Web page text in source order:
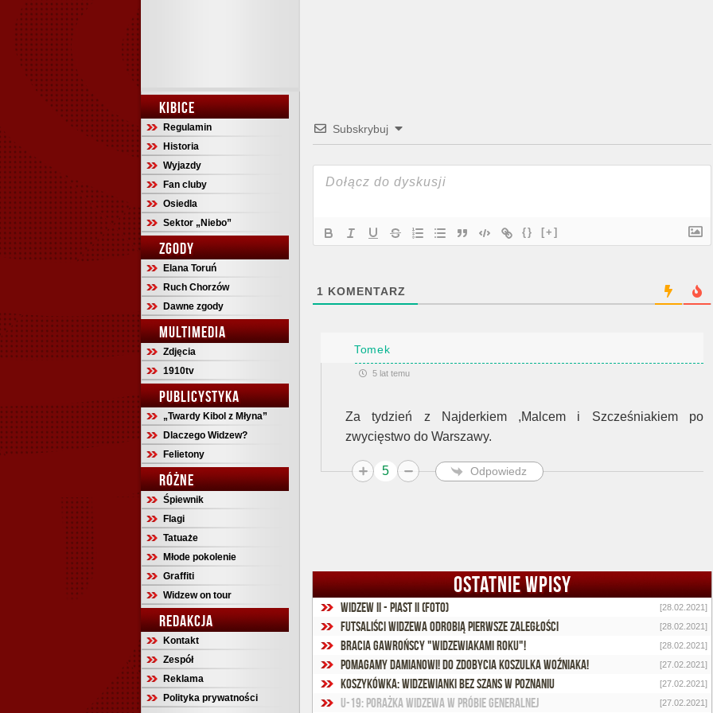
KIBICE
Regulamin
Historia
Wyjazdy
Fan cluby
Osiedla
Sektor „Niebo”
ZGODY
Elana Toruń
Ruch Chorzów
Dawne zgody
MULTIMEDIA
Zdjęcia
1910tv
PUBLICYSTYKA
„Twardy Kibol z Młyna”
Dlaczego Widzew?
Felietony
RÓŻNE
Śpiewnik
Flagi
Tatuaże
Młode pokolenie
Graffiti
Widzew on tour
REDAKCJA
Kontakt
Zespół
Reklama
Polityka prywatności
Subskrybuj
{} [+]
1 KOMENTARZ
Tomek
5 lat temu
Za tydzień z Najderkiem ,Malcem i Szcześniakiem po
zwycięstwo do Warszawy.
5 Odpowiedz
OSTATNIE WPISY
Widzew II - Piast II (foto) [28.02.2021]
Futsaliści Widzewa odrobią pierwsze zaległości [28.02.2021]
Bracia Gawrońscy "Widzewiakami Roku"! [28.02.2021]
Pomagamy Damianowi! Do zdobycia koszulka Woźniaka! [27.02.2021]
Koszykówka: Widzewianki bez szans w Poznaniu [27.02.2021]
U-19: Porażka Widzewa w próbie generalnej [27.02.2021]